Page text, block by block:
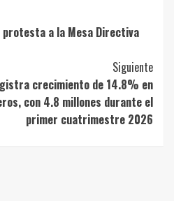
a la Mesa Directiva
Siguiente
crecimiento de 14.8% en
con 4.8 millones durante el
primer cuatrimestre 2026